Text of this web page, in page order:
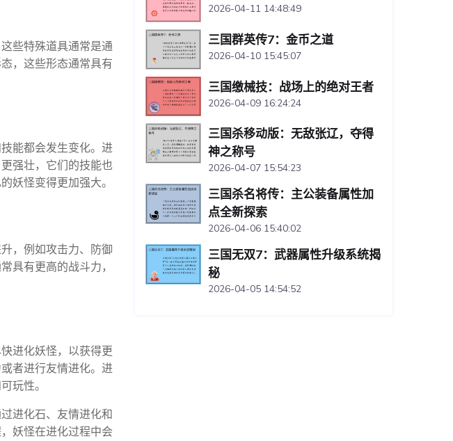
些特殊道具通常是通
，这些形态通常具有
能都会发生变化。进
强壮，它们的技能也
妖怪变得更加强大。
，例如攻击力、防御
具有更高的战斗力，
进化妖怪，以获得更
者进行友情进化。进
玩性。
进化石、友情进化和
妖怪在进化过程中会
2026-04-11 14:48:49
三国群英传7：金币之道
2026-04-10 15:45:07
三国缴械技：战场上的绝对王者
2026-04-09 16:24:24
三国杀移动版：无敌张辽，夺得
神之称号
2026-04-07 15:54:23
三国杀名将传：主公装备属性加
点全新探索
2026-04-06 15:40:02
三国无双7：武器属性升级系统揭
秘
2026-04-05 14:54:52